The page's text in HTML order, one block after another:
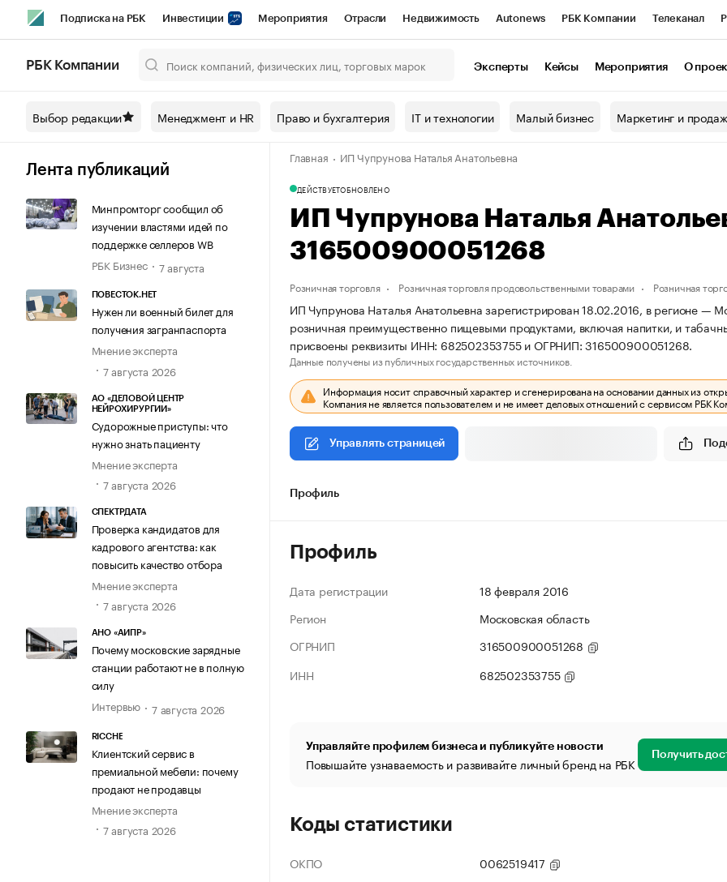
Подписка на РБК Инвестиции Мероприятия Отрасли Недвижимость Autonews РБК Компании Телеканал
Спецпроекты СПб Конференции СПб Спецпроекты Проверка контрагентов
Технологии и медиа Рынок наличной валюты
РБК Компании Эксперты Кейсы Мероприятия О
Выбор редакции Менеджмент и HR Право и бухгалтерия IT и технологии Малый бизнес Маркетинг и
Лента публикаций
Минпромторг сообщил об
изучении властями идей по
поддержке селлеров WB
РБК Бизнес
7 августа
ПОВЕСТОК.НЕТ
Нужен ли военный билет для
получения загранпаспорта
Мнение эксперта
7 августа 2026
АО «ДЕЛОВОЙ ЦЕНТР
НЕЙРОХИРУРГИИ»
Судорожные приступы: что
нужно знать пациенту
Мнение эксперта
7 августа 2026
СПЕКТРДАТА
Проверка кандидатов для
кадрового агентства: как
повысить качество отбора
Мнение эксперта
7 августа 2026
АНО «АИПР»
Почему московские зарядные
станции работают не в полную
силу
Интервью
7 августа 2026
RICCHE
Клиентский сервис в
премиальной мебели: почему
продают не продавцы
Мнение эксперта
7 августа 2026
Главная ИП Чупрунова Наталья Анатольевна
ДЕЙСТВУЕТОБНОВЛЕНО
ИП Чупрунова Наталья
316500900051268
Розничная торговля Розничная торговля продовольственными товарами Розничная
ИП Чупрунова Наталья Анатольевна зарегистрирован 18.02.2016, в регионе —
розничная преимущественно пищевыми продуктами, включая напитки, и
присвоены реквизиты ИНН: 682502353755 и ОГРНИП: 316500900051268.
Данные получены из публичных государственных источников.
Информация носит справочный характер и сгенерирована на основании данных из
Компания не является пользователем и не имеет деловых отношений с сервисом РБК
Управлять страницей
Профиль
Профиль
Дата регистрации
18 февраля 2016
Регион
Московская область
ОГРНИП
316500900051268
ИНН
682502353755
Управляйте профилем бизнеса и публикуйте новости
Повышайте узнаваемость и развивайте личный бренд на РБК Получить
Коды статистики
ОКПО
0062519417